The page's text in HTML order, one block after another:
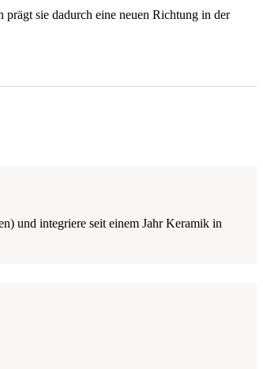
sie dadurch eine neuen Richtung in der
und integriere seit einem Jahr Keramik in